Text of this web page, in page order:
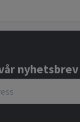
nyhetsbrev